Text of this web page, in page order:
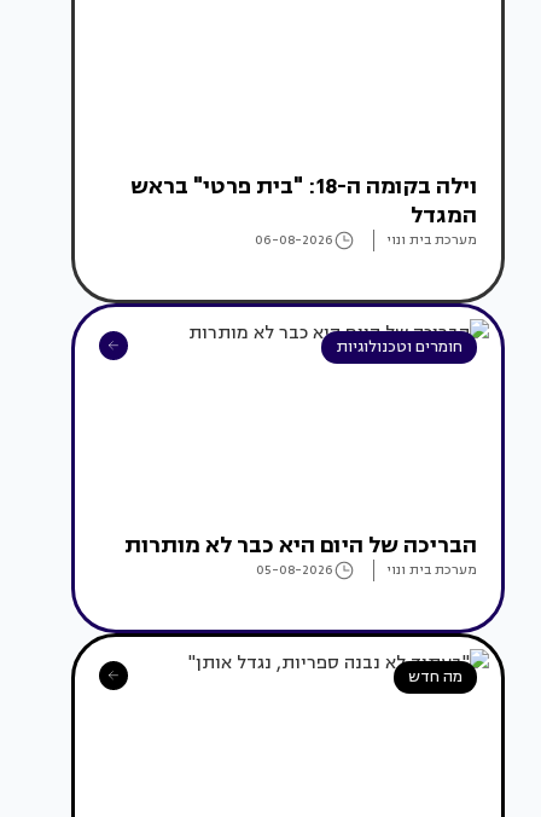
וילה בקומה ה-18: "בית פרטי" בראש
המגדל
מערכת בית ונוי 06-08-2026
חומרים וטכנולוגיות
הבריכה של היום היא כבר לא מותרות
מערכת בית ונוי 05-08-2026
מה חדש